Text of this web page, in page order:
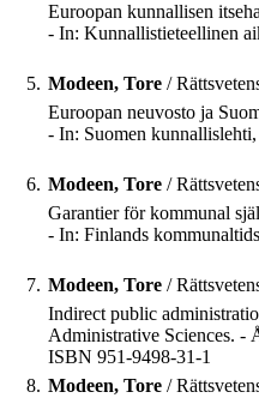
Euroopan kunnallisen
- In: Kunnallistieteellinen
5. Modeen, Tore /
Euroopan neuvosto ja
- In: Suomen
6. Modeen, Tore /
Garantier för kommunal
- In: Finlands
7. Modeen, Tore /
Indirect public
Administrative Sciences. -
ISBN 951-9498-31-1
8. Modeen, Tore /